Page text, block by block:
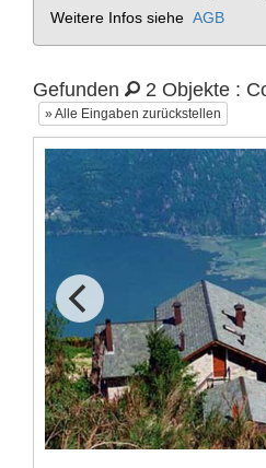
Weitere Infos siehe AGB
Gefunden 2 Objekte :
» Alle Eingaben zurückstellen